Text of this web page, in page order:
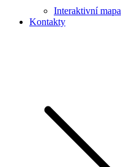
Interaktivní mapa
Kontakty